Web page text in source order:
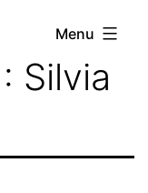
Menu
Silvia